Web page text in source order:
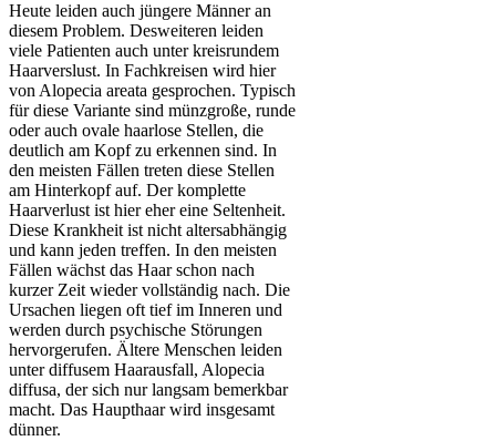
Heute leiden auch jüngere Männer an
diesem Problem. Desweiteren leiden
viele Patienten auch unter kreisrundem
Haarverslust. In Fachkreisen wird hier
von Alopecia areata gesprochen. Typisch
für diese Variante sind münzgroße, runde
oder auch ovale haarlose Stellen, die
deutlich am Kopf zu erkennen sind. In
den meisten Fällen treten diese Stellen
am Hinterkopf auf. Der komplette
Haarverlust ist hier eher eine Seltenheit.
Diese Krankheit ist nicht altersabhängig
und kann jeden treffen. In den meisten
Fällen wächst das Haar schon nach
kurzer Zeit wieder vollständig nach. Die
Ursachen liegen oft tief im Inneren und
werden durch psychische Störungen
hervorgerufen. Ältere Menschen leiden
unter diffusem Haarausfall, Alopecia
diffusa, der sich nur langsam bemerkbar
macht. Das Haupthaar wird insgesamt
dünner.